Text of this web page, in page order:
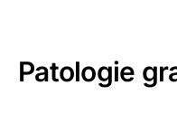
Patologie